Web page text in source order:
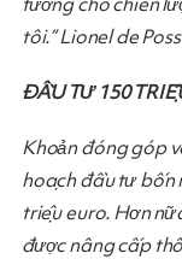
tôi.” Lionel de
ĐẦU TƯ 150
Khoản đóng góp
hoạch đầu tư bốn
triệu euro. Hơn
được nâng cấp